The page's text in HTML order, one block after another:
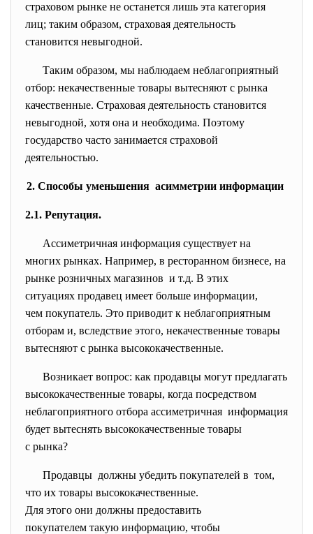
страховом рынке не останется лишь эта категория
лиц; таким образом, страховая деятельность
становится невыгодной.
Таким образом, мы наблюдаем неблагоприятный
отбор: некачественные товары вытесняют с рынка
качественные. Страховая деятельность становится
невыгодной, хотя она и необходима. Поэтому
государство часто занимается страховой
деятельностью.
2. Способы уменьшения асимметрии информации
2.1. Репутация.
Ассиметричная информация существует на
многих рынках. Например, в ресторанном бизнесе, на
рынке розничных магазинов и т.д. В этих
ситуациях продавец имеет больше информации,
чем покупатель. Это приводит к неблагоприятным
отборам и, вследствие этого, некачественные товары
вытесняют с рынка высококачественные.
Возникает вопрос: как продавцы могут предлагать
высококачественные товары, когда посредством
неблагоприятного отбора ассиметричная информация
будет вытеснять высококачественные товары
с рынка?
Продавцы должны убедить покупателей в том,
что их товары высококачественные.
Для этого они должны предоставить
покупателем такую информацию, чтобы